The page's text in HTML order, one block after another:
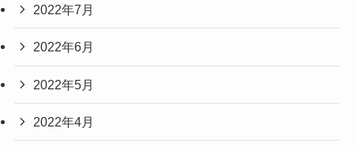
2022年7月
2022年6月
2022年5月
2022年4月